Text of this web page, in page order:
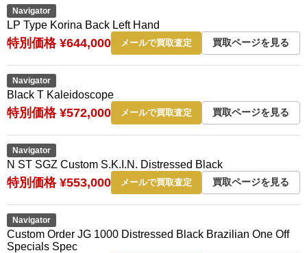
Navigator
LP Type Korina Back Left Hand
特別価格 ¥644,000 メールで買取査定 買取ページを見る
Navigator
Black T Kaleidoscope
特別価格 ¥572,000 メールで買取査定 買取ページを見る
Navigator
N ST SGZ Custom S.K.I.N. Distressed Black
特別価格 ¥553,000 メールで買取査定 買取ページを見る
Navigator
Custom Order JG 1000 Distressed Black Brazilian One Off
Specials Spec